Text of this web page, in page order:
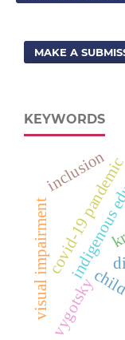
MAKE A
KEYWORDS
vygotsky
covid-19
inclusion
visual impairment